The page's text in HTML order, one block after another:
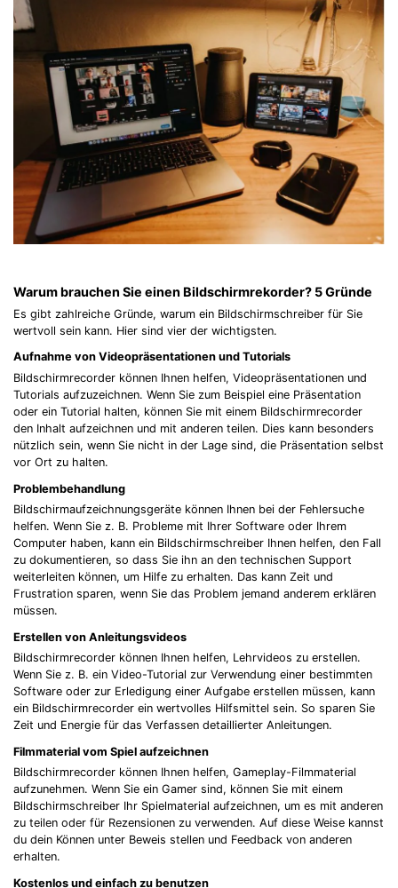
Warum brauchen Sie einen Bildschirmrekorder? 5 Gründe
Es gibt zahlreiche Gründe, warum ein Bildschirmschreiber für Sie
wertvoll sein kann. Hier sind vier der wichtigsten.
Aufnahme von Videopräsentationen und Tutorials
Bildschirmrecorder können Ihnen helfen, Videopräsentationen und
Tutorials aufzuzeichnen. Wenn Sie zum Beispiel eine Präsentation
oder ein Tutorial halten, können Sie mit einem Bildschirmrecorder
den Inhalt aufzeichnen und mit anderen teilen. Dies kann besonders
nützlich sein, wenn Sie nicht in der Lage sind, die Präsentation selbst
vor Ort zu halten.
Problembehandlung
Bildschirmaufzeichnungsgeräte können Ihnen bei der Fehlersuche
helfen. Wenn Sie z. B. Probleme mit Ihrer Software oder Ihrem
Computer haben, kann ein Bildschirmschreiber Ihnen helfen, den Fall
zu dokumentieren, so dass Sie ihn an den technischen Support
weiterleiten können, um Hilfe zu erhalten. Das kann Zeit und
Frustration sparen, wenn Sie das Problem jemand anderem erklären
müssen.
Erstellen von Anleitungsvideos
Bildschirmrecorder können Ihnen helfen, Lehrvideos zu erstellen.
Wenn Sie z. B. ein Video-Tutorial zur Verwendung einer bestimmten
Software oder zur Erledigung einer Aufgabe erstellen müssen, kann
ein Bildschirmrecorder ein wertvolles Hilfsmittel sein. So sparen Sie
Zeit und Energie für das Verfassen detaillierter Anleitungen.
Filmmaterial vom Spiel aufzeichnen
Bildschirmrecorder können Ihnen helfen, Gameplay-Filmmaterial
aufzunehmen. Wenn Sie ein Gamer sind, können Sie mit einem
Bildschirmschreiber Ihr Spielmaterial aufzeichnen, um es mit anderen
zu teilen oder für Rezensionen zu verwenden. Auf diese Weise kannst
du dein Können unter Beweis stellen und Feedback von anderen
erhalten.
Kostenlos und einfach zu benutzen